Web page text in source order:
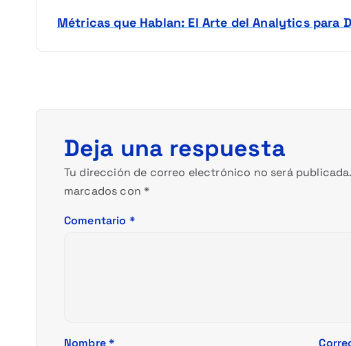
a
Métricas que Hablan: El Arte del Analytics para
Deja una respuesta
Tu dirección de correo electrónico no será publicada.
marcados con*
Comentario *